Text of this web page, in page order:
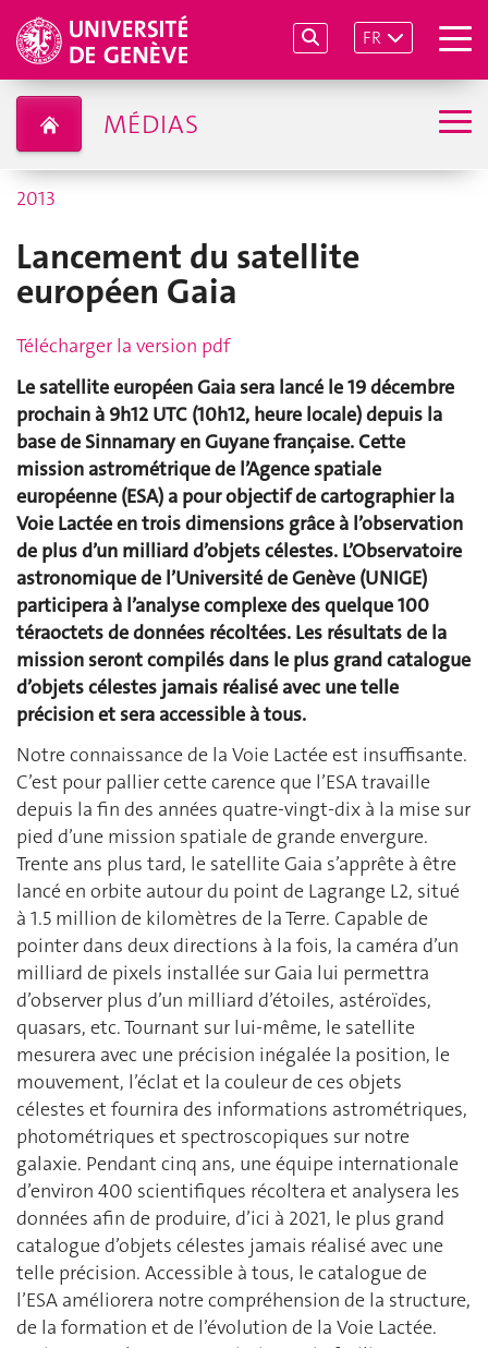
FR
MÉDIAS
2013
Lancement du satellite
européen Gaia
Télécharger la version pdf
Le satellite européen Gaia sera lancé le 19 décembre
prochain à 9h12 UTC (10h12, heure locale) depuis la
base de Sinnamary en Guyane française. Cette
mission astrométrique de l’Agence spatiale
européenne (ESA) a pour objectif de cartographier la
Voie Lactée en trois dimensions grâce à l’observation
de plus d’un milliard d’objets célestes. L’Observatoire
astronomique de l’Université de Genève (UNIGE)
participera à l’analyse complexe des quelque 100
téraoctets de données récoltées. Les résultats de la
mission seront compilés dans le plus grand catalogue
d’objets célestes jamais réalisé avec une telle
précision et sera accessible à tous.
Notre connaissance de la Voie Lactée est insuffisante.
C’est pour pallier cette carence que l’ESA travaille
depuis la fin des années quatre-vingt-dix à la mise sur
pied d’une mission spatiale de grande envergure.
Trente ans plus tard, le satellite Gaia s’apprête à être
lancé en orbite autour du point de Lagrange L2, situé
à 1.5 million de kilomètres de la Terre. Capable de
pointer dans deux directions à la fois, la caméra d’un
milliard de pixels installée sur Gaia lui permettra
d’observer plus d’un milliard d’étoiles, astéroïdes,
quasars, etc. Tournant sur lui-même, le satellite
mesurera avec une précision inégalée la position, le
mouvement, l’éclat et la couleur de ces objets
célestes et fournira des informations astrométriques,
photométriques et spectroscopiques sur notre
galaxie. Pendant cinq ans, une équipe internationale
d’environ 400 scientifiques récoltera et analysera les
données afin de produire, d’ici à 2021, le plus grand
catalogue d’objets célestes jamais réalisé avec une
telle précision. Accessible à tous, le catalogue de
l’ESA améliorera notre compréhension de la structure,
de la formation et de l’évolution de la Voie Lactée.